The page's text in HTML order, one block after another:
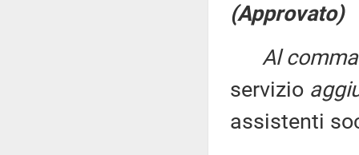
(Approvato)
Al
servizio
assistenti